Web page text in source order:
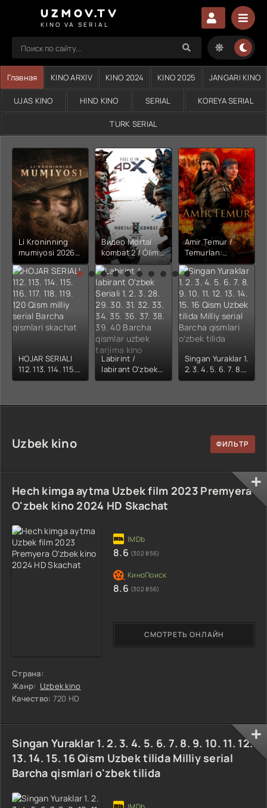
UZMOV.TV
KINO VA SERIAL
Главная KINO ARXIV KINO 2024 KINO 2025 JANGARI KINO
UJAS KINO HIND KINO SERIAL KOREYA SERIAL
TURK SERIAL
Li Kroninning
mumiyosi 2026
(uzbek tilida
kino) tarjima HD
skachat
Видео Mortal
kombat 2 / Ólim
jangi 2 (2026)
Uzbek tilida
Amir Temur /
Temurlan:
Fathchining
yuksalishi
Premyera Netflix
filmi Uzbek tilida
O'zbekcha 2026
tarjima kino Full
HD tas-ix
skachat
HOJAR SERIALI
112. 113. 114. 115.
116. 117. 118. 119.
Labirint /
labirant O'zbek
Seriali 1. 2. 3. 28.
Singan Yuraklar 1.
2. 3. 4. 5. 6. 7. 8.
9. 10. 11. 12. 13. 14.
o'zbek tilida
Uzbek kino
Hech kimga aytma Uzbek film 2023 Premyera
O'zbek kino 2024 HD Skachat
Страна:
Жанр: Uzbek kino
Качество: 720 HD
СМОТРЕТЬ ОНЛАЙН
8.6 (302 856)
8.6 (302 856)
Singan Yuraklar 1. 2. 3. 4. 5. 6. 7. 8. 9. 10. 11. 12.
13. 14. 15. 16 Qism Uzbek tilida Milliy serial
Barcha qismlari o'zbek tilida